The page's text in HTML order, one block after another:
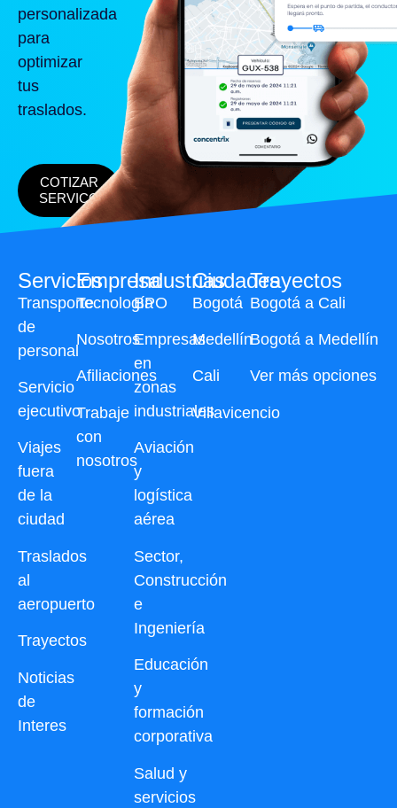
personalizada
para
optimizar
tus
traslados.
COTIZAR
SERVICO
Servicios
Transporte
de
personal
Servicio
ejecutivo
Viajes
fuera
de la
ciudad
Traslados
al
aeropuerto
Trayectos
Noticias
de
Interes
Industrias
BPO
Empresas
en
zonas
industriales
Aviación
y
logística
aérea
Sector,
Construcción
e
Ingeniería
Educación
y
formación
corporativa
Salud y
servicios
Ciudades
Bogotá
Medellín
Cali
Villavicencio
Trayectos
Bogotá a Cali
Bogotá a Medellín
Ver más opciones
Empresa
Tecnología
Nosotros
Afiliaciones
Trabaje
con
nosotros